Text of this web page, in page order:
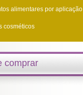
alimentares por aplicação
cosméticos
comprar